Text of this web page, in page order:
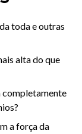
toda e outras
alta do que
completamente
a força da